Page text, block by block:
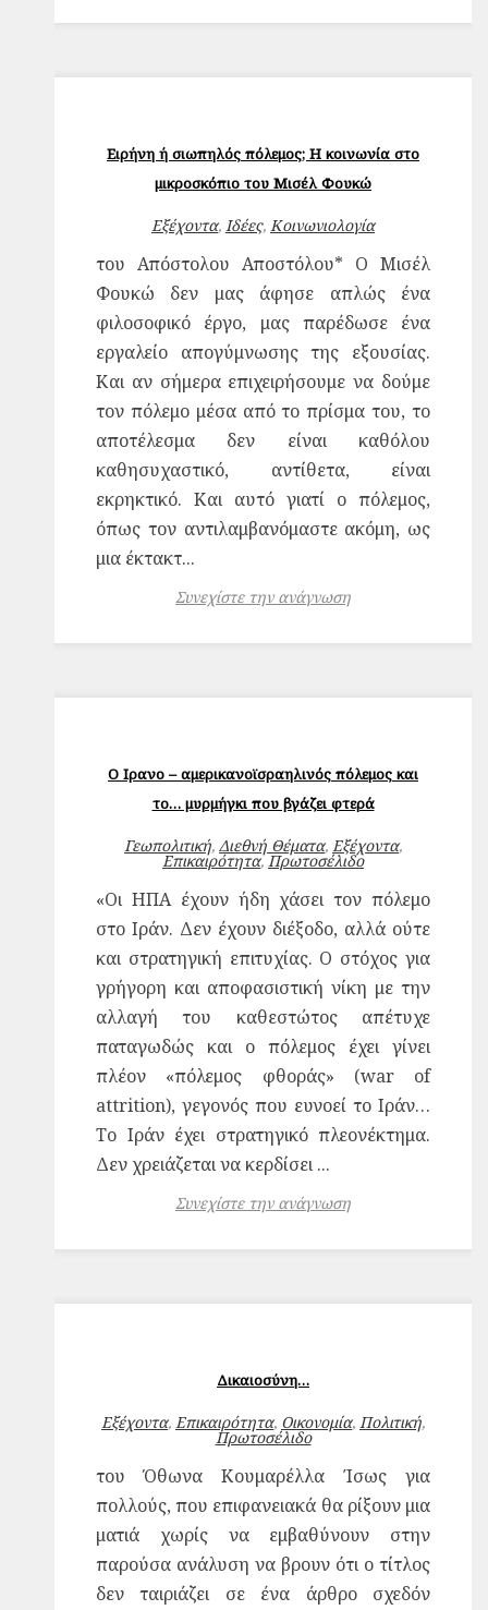
Ειρήνη ή σιωπηλός πόλεμος; Η κοινωνία στο
μικροσκόπιο του Μισέλ Φουκώ
Εξέχοντα, Ιδέες, Κοινωνιολογία
του Απόστολου Αποστόλου* Ο Μισέλ
Φουκώ δεν μας άφησε απλώς ένα
φιλοσοφικό έργο, μας παρέδωσε ένα
εργαλείο απογύμνωσης της εξουσίας.
Και αν σήμερα επιχειρήσουμε να δούμε
τον πόλεμο μέσα από το πρίσμα του, το
αποτέλεσμα δεν είναι καθόλου
καθησυχαστικό, αντίθετα, είναι
εκρηκτικό. Και αυτό γιατί ο πόλεμος,
όπως τον αντιλαμβανόμαστε ακόμη, ως
μια έκτακτ...
Συνεχίστε την ανάγνωση
Ο Ιρανο – αμερικανοϊσραηλινός πόλεμος και
το… μυρμήγκι που βγάζει φτερά
Γεωπολιτική, Διεθνή Θέματα, Εξέχοντα,
Επικαιρότητα,Πρωτοσέλιδο
«Οι ΗΠΑ έχουν ήδη χάσει τον πόλεμο
στο Ιράν. Δεν έχουν διέξοδο, αλλά ούτε
και στρατηγική επιτυχίας. Ο στόχος για
γρήγορη και αποφασιστική νίκη με την
αλλαγή του καθεστώτος απέτυχε
παταγωδώς και ο πόλεμος έχει γίνει
πλέον «πόλεμος φθοράς» (war of
attrition), γεγονός που ευνοεί το Ιράν…
Το Ιράν έχει στρατηγικό πλεονέκτημα.
Δεν χρειάζεται να κερδίσει ...
Συνεχίστε την ανάγνωση
Δικαιοσύνη…
Εξέχοντα, Επικαιρότητα, Οικονομία, Πολιτική,
Πρωτοσέλιδο
του Όθωνα Κουμαρέλλα Ίσως για
πολλούς, που επιφανειακά θα ρίξουν μια
ματιά χωρίς να εμβαθύνουν στην
παρούσα ανάλυση να βρουν ότι ο τίτλος
δεν ταιριάζει σε ένα άρθρο σχεδόν